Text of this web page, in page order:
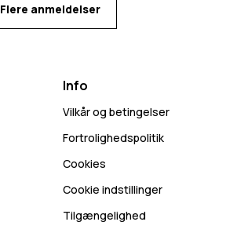
Flere anmeldelser
Info
Vilkår og betingelser
Fortrolighedspolitik
Cookies
Cookie indstillinger
Tilgængelighed